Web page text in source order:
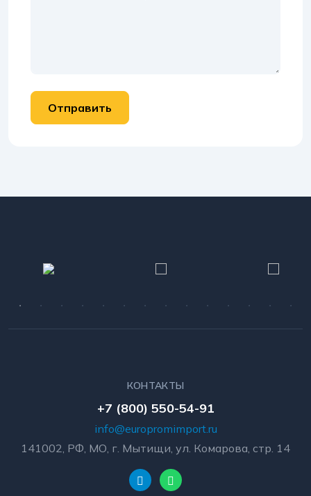
КОНТАКТЫ
+7 (800) 550-54-91
info@europromimport.ru
141002, РФ, МО, г. Мытищи, ул. Комарова, стр. 14